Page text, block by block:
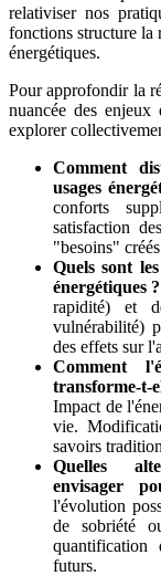
relativiser nos
fonctions structure la
énergétiques.
Pour approfondir la
nuancée des enjeux
explorer
Comment
usages
conforts
satisfaction
"besoins"
Quels sont
énergétiques ?
rapidité) et
vulnérabilité)
des effets sur
Comment
transforme-t-
Impact de
vie.
savoirs
Quelles
envisager
l'évolution
de sobriété
quantification
futurs.